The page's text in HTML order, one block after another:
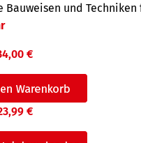
Bauweisen und Techniken
€
€